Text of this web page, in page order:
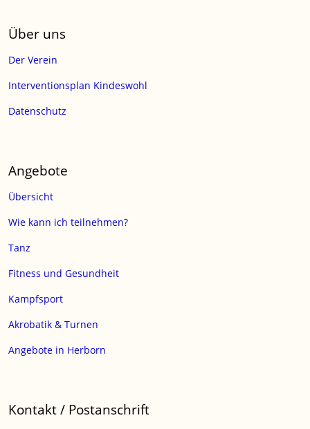
Über uns
Der Verein
Interventionsplan Kindeswohl
Datenschutz
Angebote
Übersicht
Wie kann ich teilnehmen?
Tanz
Fitness und Gesundheit
Kampfsport
Akrobatik & Turnen
Angebote in Herborn
Kontakt / Postanschrift